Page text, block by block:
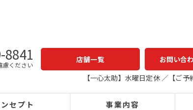
8841
慮ください
店舗一覧
お問い合
【一心太助】水曜日定休 ／【ご
セプト 事業内容